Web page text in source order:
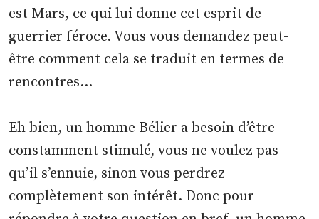
est Mars, ce qui lui donne cet esprit de
guerrier féroce. Vous vous demandez peut-
être comment cela se traduit en termes de
rencontres…
Eh bien, un homme Bélier a besoin d’être
constamment stimulé, vous ne voulez pas
qu’il s’ennuie, sinon vous perdrez
complètement son intérêt. Donc pour